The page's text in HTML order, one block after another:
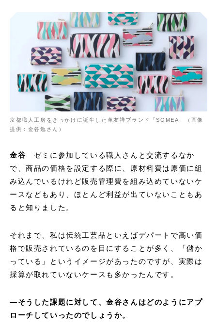
京都職人工房をきっかけに誕生した革友禅ブランド「SOMEA」（画像
提供：金谷勉さん）
金谷
ゼミに参加している職人さんと交流するなか
で、商品の価格を設定する際に、原材料費は原価に組
み込んでいるけれど販売管理費を組み込めていないケ
ースなどもあり、ほとんど利益が出ていないこともあ
ると知りました。
それまで、私は伝統工芸品といえばデパートで高い価
格で販売されているのを目にすることが多く、「儲か
っている」というイメージがあったのですが、実際は
採算が取れていないケースも多かったんです。
―そうした課題に対して、金谷さんはどのようにアプ
ローチしていったのでしょうか。